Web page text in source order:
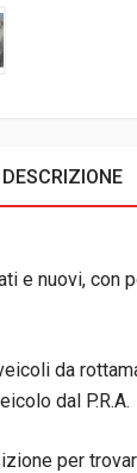
DESCRIZIONE
e nuovi, con
da
dal P.R.A.
per